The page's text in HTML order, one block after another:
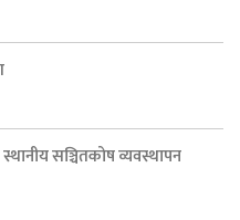
स्थानीय सञ्चितकोष व्यवस्थापन